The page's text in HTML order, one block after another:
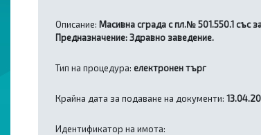
Описание: Масивна сграда с пл.№ 501.550.1 със
Предназначение: Здравно заведение.
Тип на процедура: електронен търг
Крайна дата за подаване на документи:
Идентификатор на имота: